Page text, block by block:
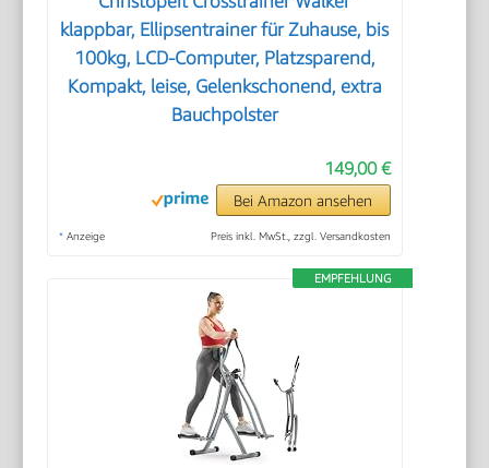
klappbar, Ellipsentrainer für Zuhause, bis
100kg, LCD-Computer, Platzsparend,
Kompakt, leise, Gelenkschonend, extra
Bauchpolster
149,00 €
Bei Amazon ansehen
* Anzeige Preis inkl. MwSt., zzgl. Versandkosten
EMPFEHLUNG